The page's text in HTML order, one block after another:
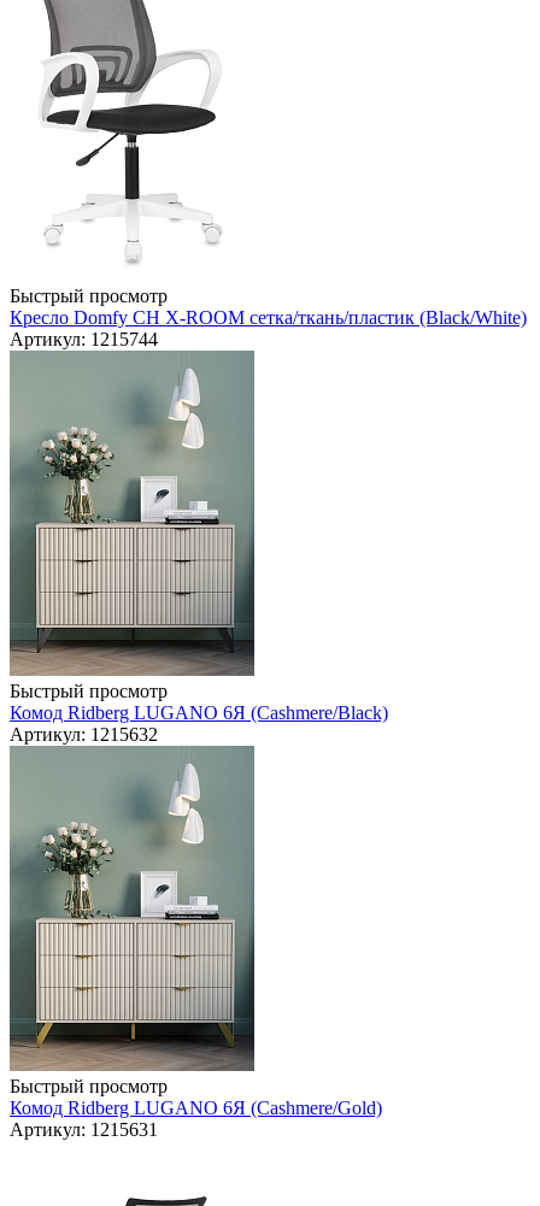
Быстрый просмотр
Кресло Domfy CH X-ROOM сетка/ткань/пластик (Black/White)
Артикул: 1215744
Быстрый просмотр
Комод Ridberg LUGANO 6Я (Cashmere/Black)
Артикул: 1215632
Быстрый просмотр
Комод Ridberg LUGANO 6Я (Cashmere/Gold)
Артикул: 1215631